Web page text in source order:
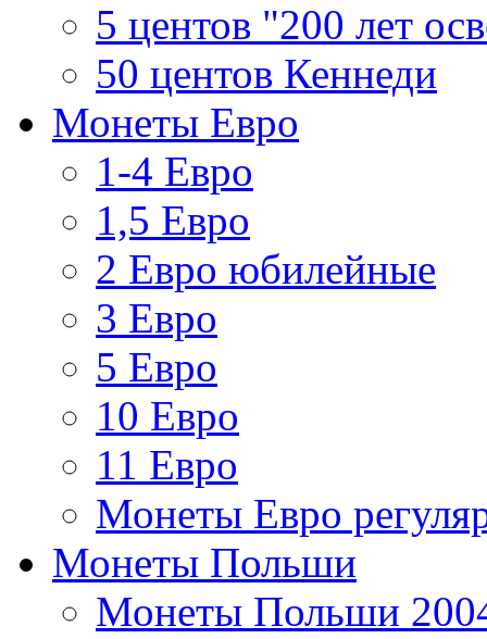
5 центов "200 лет
50 центов Кеннеди
Монеты Евро
1-4 Евро
1,5 Евро
2 Евро юбилейные
3 Евро
5 Евро
10 Евро
11 Евро
Монеты Евро
Монеты Польши
Монеты Польши